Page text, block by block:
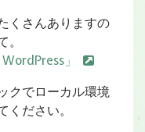
くさんありますの
」
クでローカル環境
ださい。